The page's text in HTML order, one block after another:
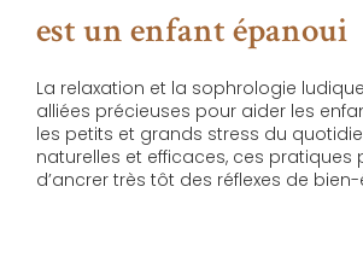
est un enfant épanoui
La relaxation et la sophrologie
alliées précieuses pour aider les
les petits et grands stress du
naturelles et efficaces, ces pratiques
d’ancrer très tôt des réflexes de